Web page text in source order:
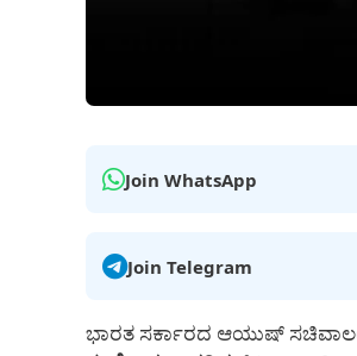
Join WhatsApp
Join Telegram
ಭಾರತ ಸರ್ಕಾರದ ಆಯುಷ್